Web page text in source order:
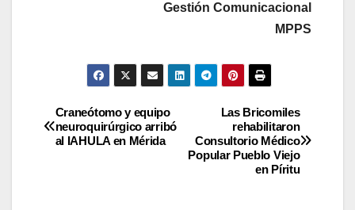
Gestión Comunicacional
MPPS
Las Bricomiles
rehabilitaron
Consultorio Médico
Popular Pueblo Viejo
en Píritu
Craneótomo y equipo
neuroquirúrgico arribó
al IAHULA en Mérida